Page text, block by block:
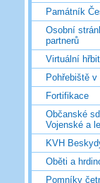
Památník
Osobní
partnerů
Virtuální
Pohřebiště v
Fortifikace
Občanské
Vojenské a
KVH
Oběti a
Pomníky